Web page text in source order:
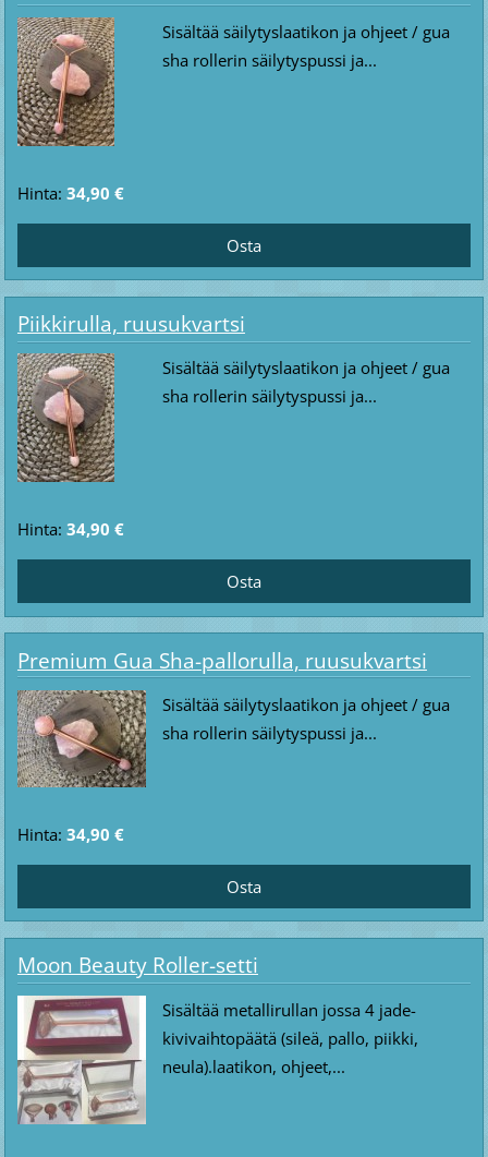
Sisältää säilytyslaatikon ja ohjeet / gua
sha rollerin säilytyspussi ja...
Hinta: 34,90 €
Piikkirulla, ruusukvartsi
Sisältää säilytyslaatikon ja ohjeet / gua
sha rollerin säilytyspussi ja...
Hinta: 34,90 €
Premium Gua Sha-pallorulla, ruusukvartsi
Sisältää säilytyslaatikon ja ohjeet / gua
sha rollerin säilytyspussi ja...
Hinta: 34,90 €
Moon Beauty Roller-setti
Sisältää metallirullan jossa 4 jade-
kivivaihtopäätä (sileä, pallo, piikki,
neula).laatikon, ohjeet,...